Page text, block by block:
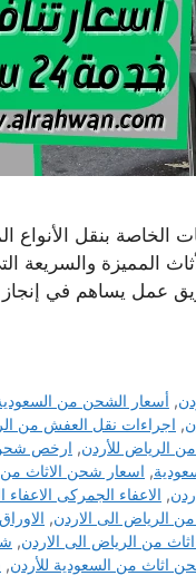
بنقل الأنواع
المميزة والسريعة
عمل يساهم في إنجاز
, أسعار الشحن من
, اجراءات نقل العفش من
الرياض للأردن, ارخص
, اسعار شحن الاثاث من
, الاعفاء الجمركى
الرياض الى الاردن,
من الرياض الى الاردن,
اثاث من السعودية للأردن,